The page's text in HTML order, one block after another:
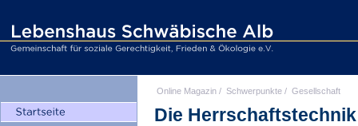
Online Magazin / Schwerpunkte / Gesellschaft
Die Herrschaftstechnik